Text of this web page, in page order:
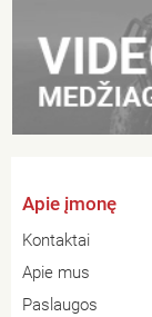
Apie įmonę
Kontaktai
Apie mus
Paslaugos